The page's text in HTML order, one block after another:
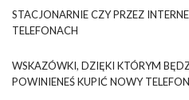
STACJONARNIE CZY PRZEZ
TELEFONACH
WSKAZÓWKI, DZIĘKI KTÓRYM
POWINIENEŚ KUPIĆ NOWY